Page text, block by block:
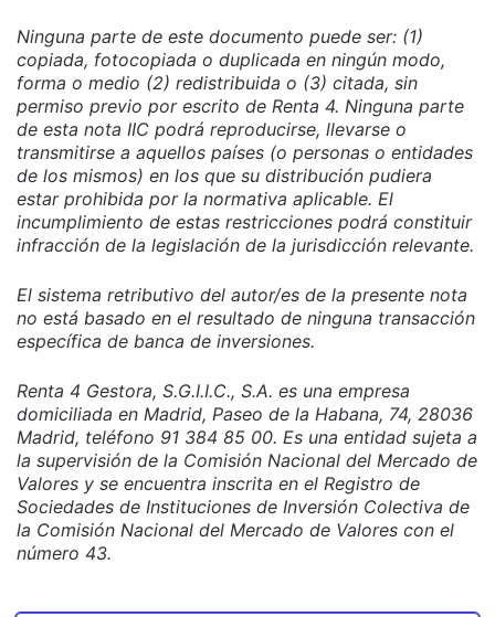
Ninguna parte de este documento puede ser: (1)
copiada, fotocopiada o duplicada en ningún modo,
forma o medio (2) redistribuida o (3) citada, sin
permiso previo por escrito de Renta 4. Ninguna parte
de esta nota IIC podrá reproducirse, llevarse o
transmitirse a aquellos países (o personas o entidades
de los mismos) en los que su distribución pudiera
estar prohibida por la normativa aplicable. El
incumplimiento de estas restricciones podrá constituir
infracción de la legislación de la jurisdicción relevante.
El sistema retributivo del autor/es de la presente nota
no está basado en el resultado de ninguna transacción
específica de banca de inversiones.
Renta 4 Gestora, S.G.I.I.C., S.A. es una empresa
domiciliada en Madrid, Paseo de la Habana, 74, 28036
Madrid, teléfono 91 384 85 00. Es una entidad sujeta a
la supervisión de la Comisión Nacional del Mercado de
Valores y se encuentra inscrita en el Registro de
Sociedades de Instituciones de Inversión Colectiva de
la Comisión Nacional del Mercado de Valores con el
número 43.